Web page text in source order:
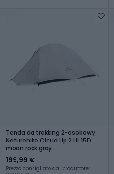
Tenda da trekking 2-osobowy
Naturehike Cloud Up 2 UL 15D
moon rock gray
199,99 €
Prezzo consigliato dal produttore: